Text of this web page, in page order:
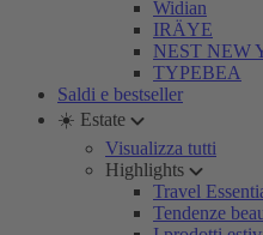
Widian
IRÄYE
NEST NEW
TYPEBEA
Saldi e bestseller
☀️ Estate
Visualizza tutti
Highlights
Travel
Tendenze